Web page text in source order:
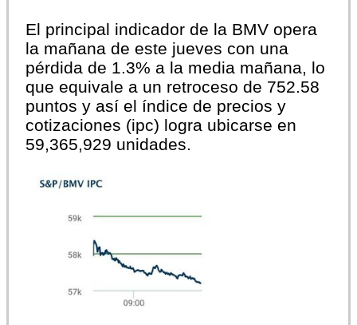
El principal indicador de la BMV opera
la mañana de este jueves con una
pérdida de 1.3% a la media mañana, lo
que equivale a un retroceso de 752.58
puntos y así el índice de precios y
cotizaciones (ipc) logra ubicarse en
59,365,929 unidades.